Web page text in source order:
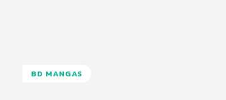
BD MANGAS